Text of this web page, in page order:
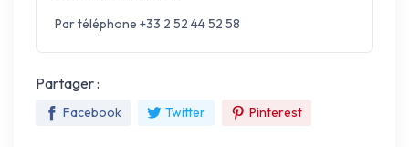
Par téléphone +33 2 52 44 52 58
Partager :
Facebook Twitter Pinterest